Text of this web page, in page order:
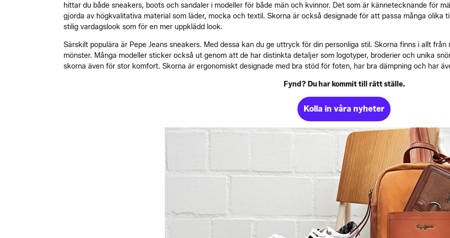
hittar du både sneakers, boots och sandaler i modeller för både män och kvinnor. Det som är kännetecknande för
gjorda av högkvalitativa material som läder, mocka och textil. Skorna är också designade för att passa många olika
stilig vardagslook som för en mer uppklädd look.
Särskilt populära är Pepe Jeans sneakers. Med dessa kan du ge uttryck för din personliga stil. Skorna finns i allt
mönster. Många modeller sticker också ut genom att de har distinkta detaljer som logotyper, broderier och unika
skorna även för stor komfort. Skorna är ergonomiskt designade med bra stöd för foten, har bra dämpning och har
Fynd? Du har kommit till rätt ställe.
Kolla in våra nyheter